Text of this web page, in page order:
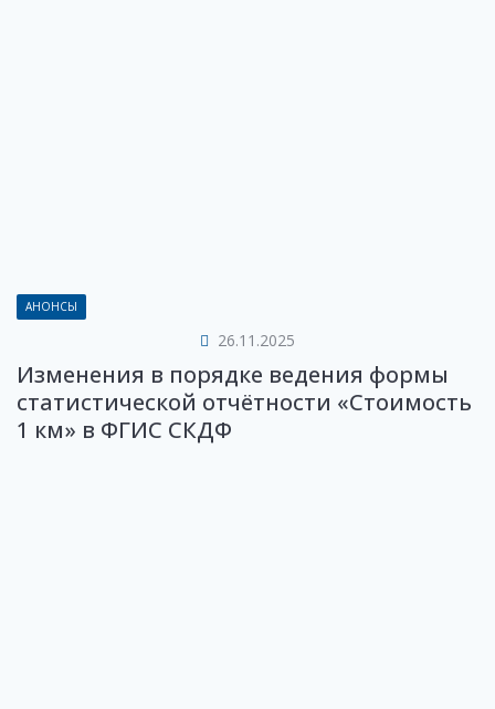
АНОНСЫ
26.11.2025
Изменения в порядке ведения формы
статистической отчётности «Стоимость
1 км» в ФГИС СКДФ